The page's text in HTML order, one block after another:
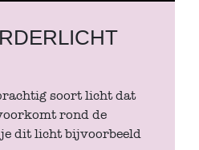
soort licht dat
rond de
dit licht bijvoorbeeld